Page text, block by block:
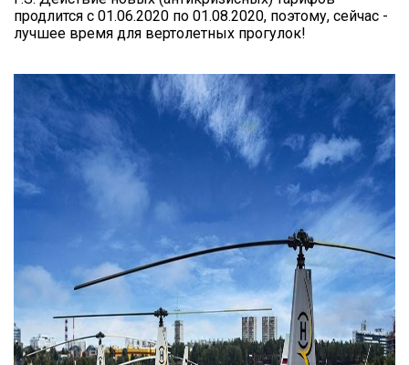
продлится с 01.06.2020 по 01.08.2020, поэтому, сейчас -
лучшее время для вертолетных прогулок!